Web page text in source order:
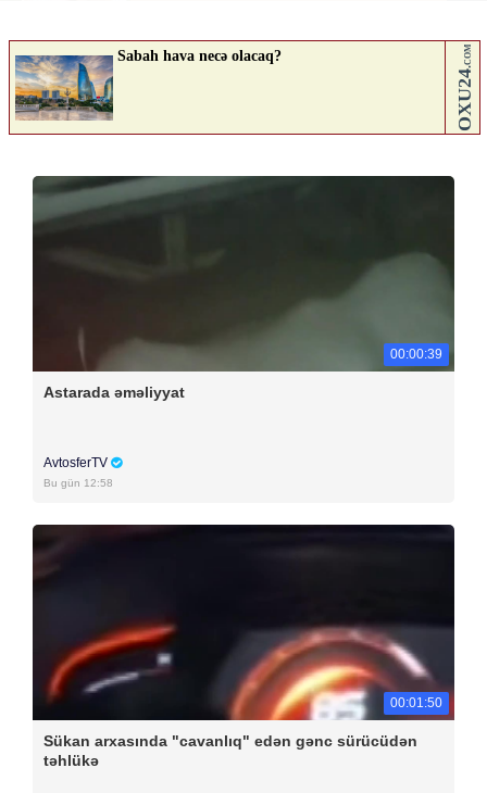
00:00:39
Astarada əməliyyat
AvtosferTV
Bu gün 12:58
00:01:50
Sükan arxasında "cavanlıq" edən gənc sürücüdən
təhlükə